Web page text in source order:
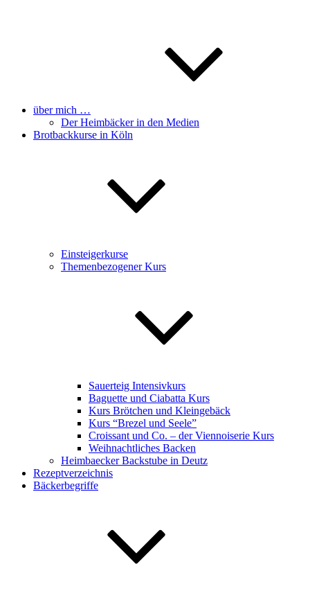
über mich …
Der Heimbäcker in den Medien
Brotbackkurse in Köln
Einsteigerkurse
Themenbezogener Kurs
Sauerteig Intensivkurs
Baguette und Ciabatta Kurs
Kurs Brötchen und Kleingebäck
Kurs “Brezel und Seele”
Croissant und Co. – der Viennoiserie Kurs
Weihnachtliches Backen
Heimbaecker Backstube in Deutz
Rezeptverzeichnis
Bäckerbegriffe